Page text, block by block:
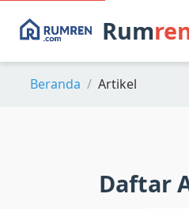
Rum
Beranda Artikel
Daftar